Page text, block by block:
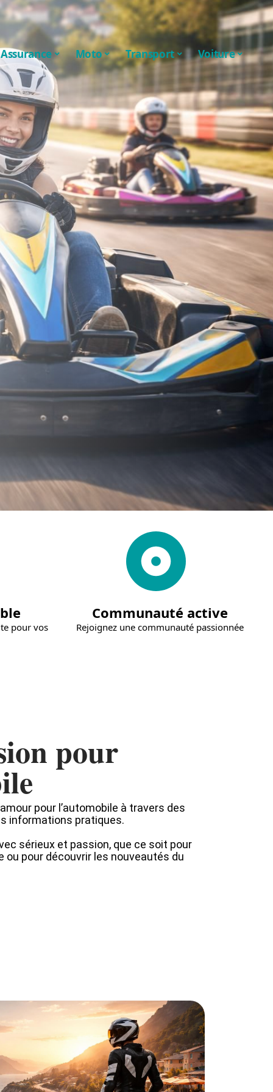
Assurance Moto Transport Voiture
pour vos
Communauté active
Rejoignez une communauté passionnée
pour
pour l’automobile à travers des
informations pratiques.
sérieux et passion, que ce soit pour
ou pour découvrir les nouveautés du